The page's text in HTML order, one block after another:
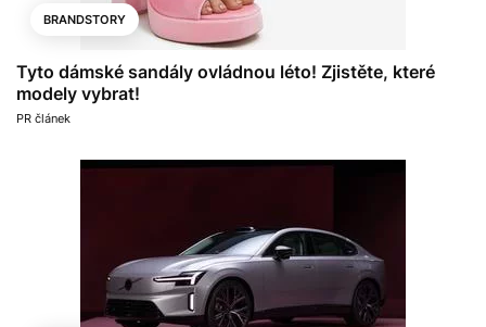
BRANDSTORY
Tyto dámské sandály ovládnou léto! Zjistěte, které
modely vybrat!
PR článek